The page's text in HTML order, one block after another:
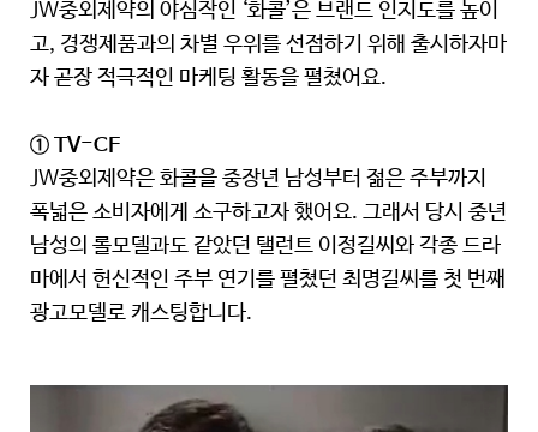
JW중외제약의 야심작인 ‘화콜’은 브랜드 인지도를 높이
고, 경쟁제품과의 차별 우위를 선점하기 위해 출시하자마
자 곧장 적극적인 마케팅 활동을 펼쳤어요.
① TV-CF
JW중외제약은 화콜을 중장년 남성부터 젊은 주부까지
폭넓은 소비자에게 소구하고자 했어요. 그래서 당시 중년
남성의 롤모델과도 같았던 탤런트 이정길씨와 각종 드라
마에서 헌신적인 주부 연기를 펼쳤던 최명길씨를 첫 번째
광고모델로 캐스팅합니다.